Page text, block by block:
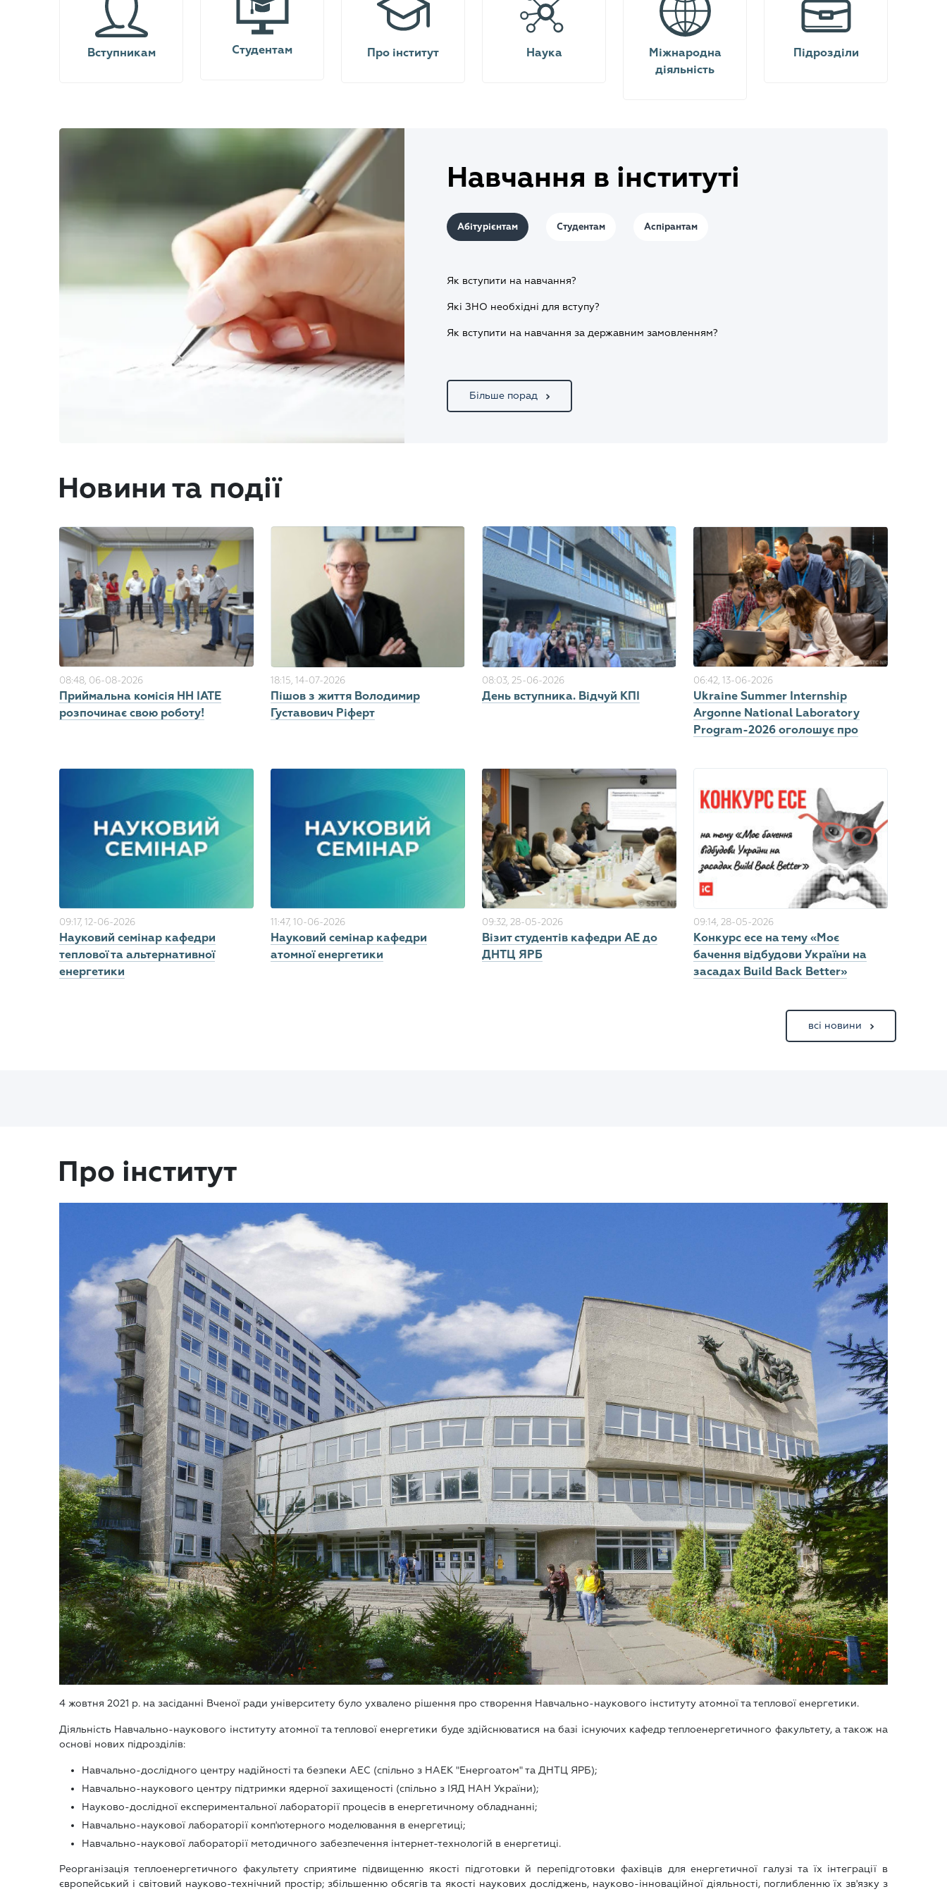
Вступникам Студентам Про інститут Наука
Міжнародна
діяльність
Підрозділи
Навчання в інституті
Абітурієнтам Студентам Аспірантам
Як вступити на навчання?
Які ЗНО необхідні для вступу?
Як вступити на навчання за державним замовленням?
Більше порад
Новини та події
08:48, 06-08-2026
Приймальна комісія НН ІАТЕ
розпочинає свою роботу!
18:15, 14-07-2026
Пішов з життя Володимир
Густавович Ріферт
08:03, 25-06-2026
День вступника. Відчуй КПІ
06:42, 13-06-2026
Ukraine Summer Internship
Argonne National Laboratory
Program-2026 оголошує про
09:17, 12-06-2026
Науковий семінар кафедри
теплової та альтернативної
енергетики
11:47, 10-06-2026
Науковий семінар кафедри
атомної енергетики
09:32, 28-05-2026
Візит студентів кафедри АЕ до
ДНТЦ ЯРБ
09:14, 28-05-2026
Конкурс есе на тему «Моє
бачення відбудови України на
засадах Build Back Better»
всі новини
Про інститут
4 жовтня 2021 р. на засіданні Вченої ради університету було ухвалено рішення про створення Навчально-наукового інституту атомної та теплової енергетики.
Діяльність Навчально-наукового інституту атомної та теплової енергетики буде здійснюватися на базі існуючих кафедр теплоенергетичного факультету, а також на
основі нових підрозділів:
Навчально-дослідного центру надійності та безпеки АЕС (спільно з НАЕК "Енергоатом" та ДНТЦ ЯРБ);
Навчально-наукового центру підтримки ядерної захищеності (спільно з ІЯД НАН України);
Науково-дослідної експериментальної лабораторії процесів в енергетичному обладнанні;
Навчально-наукової лабораторії комп'ютерного моделювання в енергетиці;
Навчально-наукової лабораторії методичного забезпечення інтернет-технологій в енергетиці.
Реорганізація теплоенергетичного факультету сприятиме підвищенню якості підготовки й перепідготовки фахівців для енергетичної галузі та їх інтеграції в
європейський і світовий науково-технічний простір; збільшенню обсягів та якості наукових досліджень, науково-інноваційної діяльності, поглибленню їх зв'язку з